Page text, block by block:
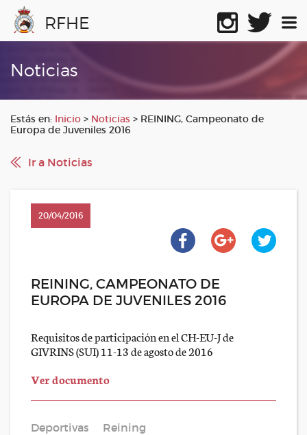
RFHE
Noticias
Estás en: Inicio > Noticias > REINING, Campeonato de
Europa de Juveniles 2016
Ir a Noticias
20/04/2016
REINING, CAMPEONATO DE
EUROPA DE JUVENILES 2016
Requisitos de participación en el CH-EU-J de
GIVRINS (SUI) 11-13 de agosto de 2016
Ver documento
Deportivas Reining